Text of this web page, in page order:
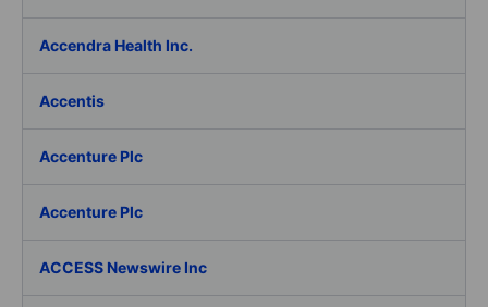
Accendra Health Inc.
Accentis
Accenture Plc
Accenture Plc
ACCESS Newswire Inc